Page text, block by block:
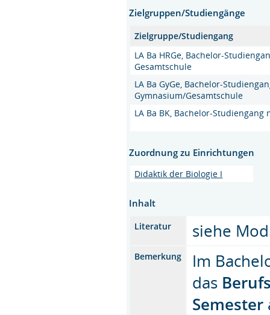
Zielgruppen/Studiengänge
Zielgruppe/Studiengang
LA Ba HRGe, Bachelor-
Gesamtschule
LA Ba GyGe, Bachelor-
Gymnasium/Gesamtschule
LA Ba BK, Bachelor-
Zuordnung zu Einrichtungen
Didaktik der Biologie I
Inhalt
Literatur siehe
Bemerkung
Im
das
Semester